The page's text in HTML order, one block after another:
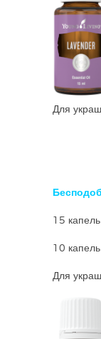
Для
15
10 капель
Для